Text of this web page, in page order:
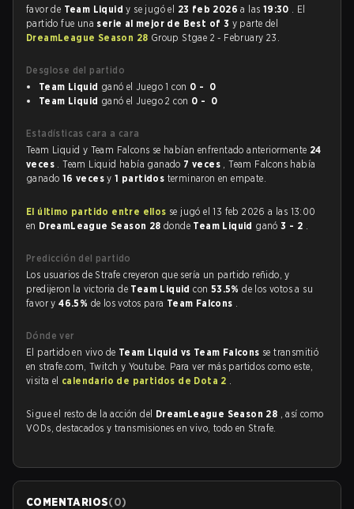
favor de Team Liquidy se jugó el 23 feb 2026a las 19:30 . El
partido fue una serie al mejor de Best of 3 y parte del
DreamLeague Season 28 Group Stgae 2 - February 23.
Desglose del partido
Team Liquid ganó el Juego 1 con 0 - 0
Team Liquid ganó el Juego 2 con 0 - 0
Estadísticas cara a cara
Team Liquid y Team Falcons se habían enfrentado anteriormente 24
veces . Team Liquid había ganado 7 veces , Team Falcons había
ganado 16 vecesy1 partidos terminaron en empate.
El último partido entre ellos se jugó el 13 feb 2026 a las 13:00
en DreamLeague Season 28donde Team Liquid ganó3 - 2 .
Predicción del partido
Los usuarios de Strafe creyeron que sería un partido reñido, y
predijeron la victoria de Team Liquidcon 53.5%de los votos a su
favor y46.5% de los votos para Team Falcons .
Dónde ver
El partido en vivo de Team Liquid vs Team Falcons se transmitió
en strafe.com, Twitch y Youtube. Para ver más partidos como este,
visita el calendario de partidos de Dota 2 .
Sigue el resto de la acción del DreamLeague Season 28 , así como
VODs, destacados y transmisiones en vivo, todo en Strafe.
COMENTARIOS(0)